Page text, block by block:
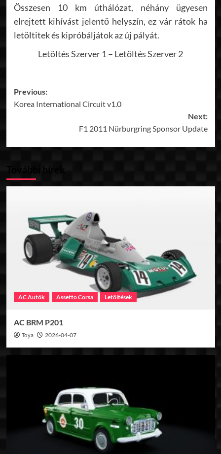
Összesen 10 km úthálózat, néhány ügyesen
elrejtett kihívást jelentő helyszín, ez vár rátok ha
letöltitek és kipróbáljátok az új pályát.
Letöltés Szerver 1 – Letöltés Szerver 2
Post
navigation
Previous:
Korea International Circuit v1.0
Next:
F1 2011 Nürburgring Sponsor Update
AC Autók Assetto Corsa Letöltések
AC BRM P201
Toya 2026-04-07